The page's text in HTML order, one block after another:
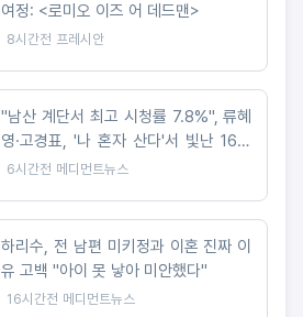
여정: <로미오 이즈 어 데드맨>
8시간전 프레시안
"남산 계단서 최고 시청률 7.8%", 류혜
영·고경표, '나 혼자 산다'서 빛난 16년
우정
6시간전 메디먼트뉴스
하리수, 전 남편 미키정과 이혼 진짜 이
유 고백 "아이 못 낳아 미안했다"
16시간전 메디먼트뉴스